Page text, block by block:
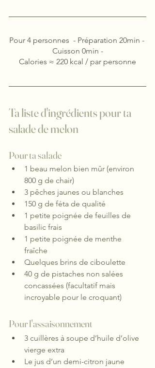
Pour 4 personnes  - Préparation 20min -
Cuisson 0min -
Calories ≈ 220 kcal / par personne
Ta liste d'ingrédients pour ta
salade de melon
Pour ta salade
1 beau melon bien mûr (environ
800 g de chair)
3 pêches jaunes ou blanches
150 g de féta de qualité
1 petite poignée de feuilles de
basilic frais
1 petite poignée de menthe
fraîche
Quelques brins de ciboulette
40 g de pistaches non salées
concassées (facultatif mais
incroyable pour le croquant)
Pour l'assaisonnement
3 cuillères à soupe d’huile d’olive
vierge extra
Le jus d’un demi-citron jaune